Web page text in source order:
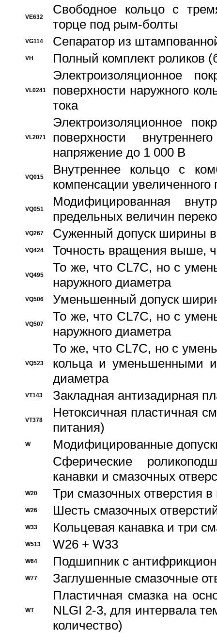
VE632
Свободное кольцо с
торце под рым-болты
VG114 Сепаратор из
VH Полный комплект роликов
VL0241
Электроизоляционное
поверхности наружного
тока
VL2071
Электроизоляционное
поверхности
напряжение до 1 000 В
VQ015
Bнутреннее кольцо с
компенсации увеличенного
VQ051
Модифицированная
предельных величин
VQ267 Суженный допуск ширины
VQ424 Точность вращения выше,
VQ495
То же, что CL7C, но с
наружного диаметра
VQ506 Уменьшенный допуск
VQ507
То же, что CL7C, но с
наружного диаметра
VQ523
То же, что CL7C, но с
кольца и уменьшенными
диаметра
VT143 Закладная антизадирная
VT378
Нетоксичная пластичная
питания)
W
Модифицированные
Сферические
канавки и смазочных
W20 Три смазочных отверстия
W26 Шесть смазочных
W33 Кольцевая канавка и три
W513 W26 + W33
W64 Подшипник с
W77 Заглушенные смазочные
WT
Пластичная смазка на
NLGI 2-3, для интервала
количество)